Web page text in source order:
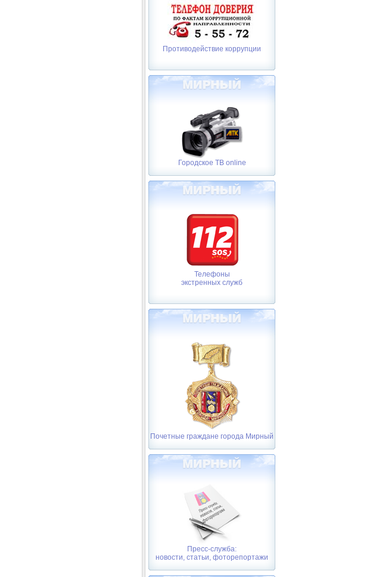
Противодействие коррупции
Городское ТВ online
Телефоны
экстренных служб
Почетные граждане города Мирный
Пресс-служба:
новости, статьи, фоторепортажи